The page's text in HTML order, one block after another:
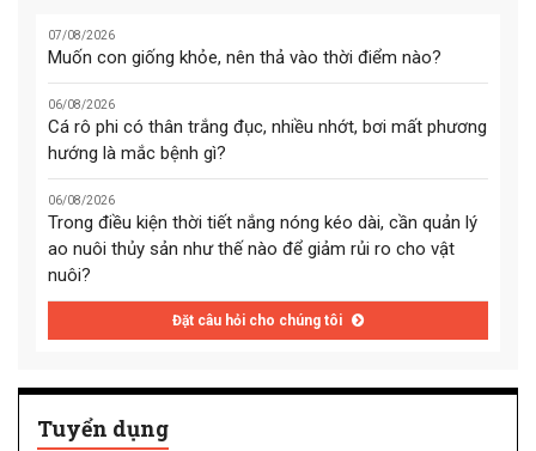
07/08/2026
Muốn con giống khỏe, nên thả vào thời điểm nào?
06/08/2026
Cá rô phi có thân trắng đục, nhiều nhớt, bơi mất phương
hướng là mắc bệnh gì?
06/08/2026
Trong điều kiện thời tiết nắng nóng kéo dài, cần quản lý
ao nuôi thủy sản như thế nào để giảm rủi ro cho vật
nuôi?
Đặt câu hỏi cho chúng tôi
Tuyển dụng